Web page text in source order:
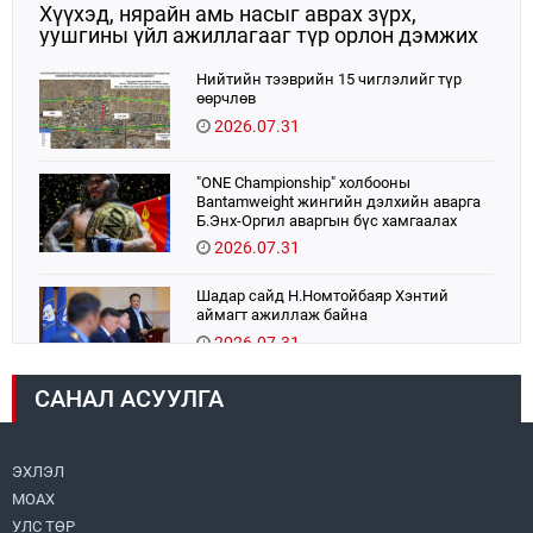
Хүүхэд, нярайн амь насыг аврах зүрх,
уушгины үйл ажиллагааг түр орлон дэмжих
Нийтийн тээврийн 15 чиглэлийг түр
өөрчлөв
2026.07.31
"ONE Championship" холбооны
Bantamweight жингийн дэлхийн аварга
Б.Энх-Оргил аваргын бүс хамгаалах
тулаанаа өнөөдөр хийнэ.
2026.07.31
Шадар сайд Н.Номтойбаяр Хэнтий
аймагт ажиллаж байна
2026.07.31
Авто зам шинээр барина
САНАЛ АСУУЛГА
ЭХЛЭЛ
МОАХ
УЛС ТӨР